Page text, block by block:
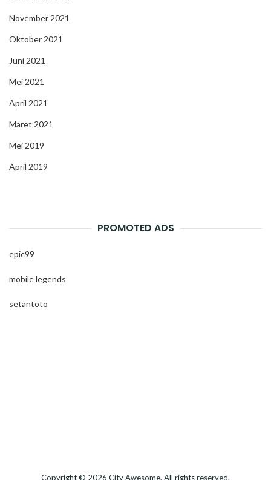
November 2021
Oktober 2021
Juni 2021
Mei 2021
April 2021
Maret 2021
Mei 2019
April 2019
PROMOTED ADS
epic99
mobile legends
setantoto
Copyright © 2026 City Awesome. All rights reserved.